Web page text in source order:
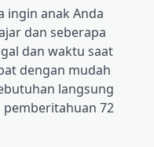
ingin anak Anda
dan seberapa
dan waktu saat
dengan mudah
langsung
pemberitahuan 72